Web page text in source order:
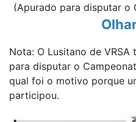
(Apurado para disputar o
Nota: O Lusitano de
para disputar o
qual foi o motivo porque
participou.